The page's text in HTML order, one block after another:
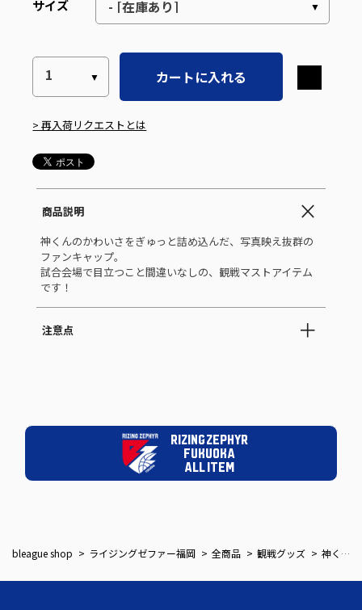
サイズ
カートに入れる
> 再入荷リクエストとは
商品説明
神くんのかわいさをぎゅっと詰め込んだ、写真映え抜群の
ファンキャップ。
試合会場で目立つこと間違いなしの、観戦マストアイテム
です！
注意点
RIZING ZEPHYR
FUKUOKA
ALL ITEM
bleague shop ライジングゼファー福岡 全商品 観戦グッズ 神くんファンキャップ